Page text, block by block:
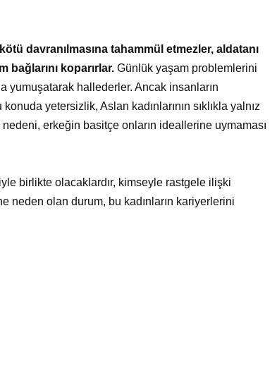
davranılmasına tahammül etmezler, aldatanı
bağlarını koparırlar. Günlük yaşam problemlerini
yumuşatarak hallederler. Ancak insanların
yetersizlik, Aslan kadınlarının sıklıkla yalnız
nedeni, erkeğin basitçe onların ideallerine uymaması
birlikte olacaklardır, kimseyle rastgele ilişki
neden olan durum, bu kadınların kariyerlerini